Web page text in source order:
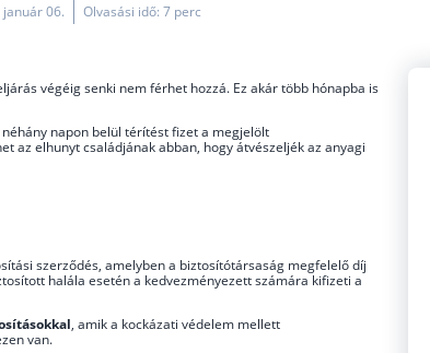
06. Olvasási idő: 7 perc
végéig senki nem férhet hozzá. Ez akár több hónapba is
napon belül térítést fizet a megjelölt
az elhunyt családjának abban, hogy átvészeljék az anyagi
szerződés, amelyben a biztosítótársaság megfelelő díj
halála esetén a kedvezményezett számára kifizeti a
, amik a kockázati védelem mellett
van.